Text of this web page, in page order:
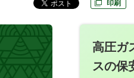
印刷
高圧ガ
スの保